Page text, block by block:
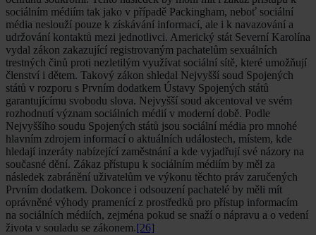
sociálním médiím tak jako v případě Packingham, neboť sociální
média neslouží pouze k získávání informací, ale i k navazování a
udržování kontaktů mezi jednotlivci. Americký stát Severní Karolína
vydal zákon zakazující registrovaným pachatelům sexuálních
trestných činů proti nezletilým využívat sociální sítě, které umožňují
členství i dětem. Takový zákon shledal Nejvyšší soud Spojených
států v rozporu s Prvním dodatkem Ústavy Spojených států
garantujícímu svobodu slova. Nejvyšší soud akcentoval ve svém
rozhodnutí význam sociálních médií v moderní době. Podle
Nejvyššího soudu Spojených států jsou sociální média pro mnohé
hlavním zdrojem informací o aktuálních událostech, místem, kde
hledají inzeráty nabízející zaměstnání a kde vyjadřují své názory na
současné dění. Zákaz přístupu k sociálním médiím by měl za
následek zabránění uživatelům ve výkonu těchto práv zaručených
Prvním dodatkem. Dokonce i odsouzení pachatelé by měli mít
oprávněné výhody pramenící z prostředků pro přístup informacím
na sociálních médiích, zejména pokud se snaží o nápravu a o vedení
života v souladu se zákonem.[26]